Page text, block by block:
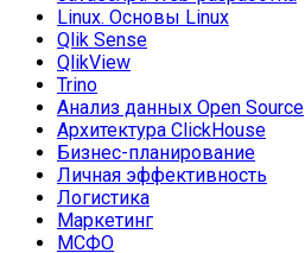
Linux. Основы Linux
Qlik Sense
QlikView
Trino
Анализ данных Open Source
Архитектура ClickHouse
Бизнес-планирование
Личная эффективность
Логистика
Маркетинг
МСФО